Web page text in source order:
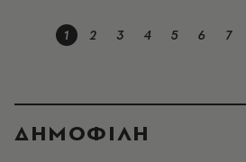
1 2 3 4 5 6 7
ΔΗΜΟΦΙΛΗ